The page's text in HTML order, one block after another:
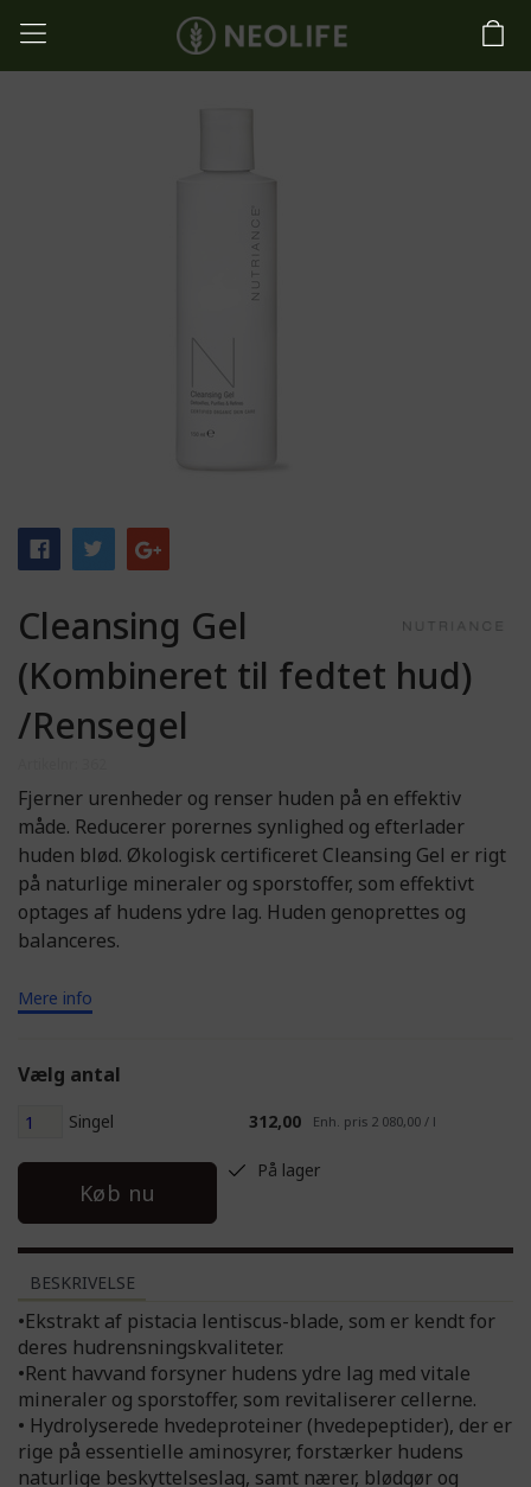
Cleansing Gel
(Kombineret til fedtet hud)
/Rensegel
Fjerner urenheder og renser huden på en effektiv
måde. Reducerer porernes synlighed og efterlader
huden blød. Økologisk certificeret Cleansing Gel er rigt
på naturlige mineraler og sporstoffer, som effektivt
optages af hudens ydre lag. Huden genoprettes og
balanceres.
Mere info
Vælg antal
Singel 312,00 Enh. pris 2 080,00 / l
Køb nu
På lager
BESKRIVELSE
•Ekstrakt af pistacia lentiscus-blade, som er kendt for
deres hudrensningskvaliteter.
•Rent havvand forsyner hudens ydre lag med vitale
mineraler og sporstoffer, som revitaliserer cellerne.
• Hydrolyserede hvedeproteiner (hvedepeptider), der er
rige på essentielle aminosyrer, forstærker hudens
naturlige beskyttelseslag, samt nærer, blødgør og